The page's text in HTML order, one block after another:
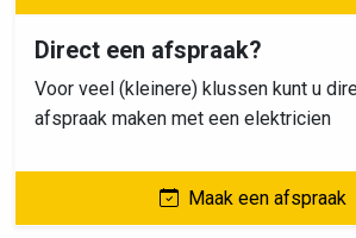
Direct een afspraak?
Voor veel (kleinere) klussen kunt u
afspraak maken met een elektricien
Maak een afspraak